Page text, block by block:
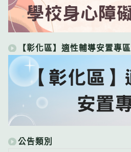
【彰化區】適性輔導安置專區
公告類別